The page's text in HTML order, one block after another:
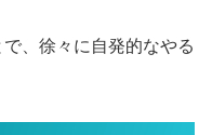
、徐々に自発的なやる